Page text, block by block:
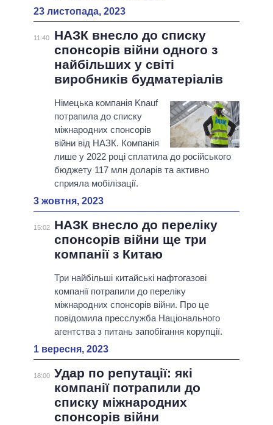
23 листопада, 2023
11:40
НАЗК внесло до списку
спонсорів війни одного з
найбільших у світі
виробників будматеріалів
Німецька компанія Knauf
потрапила до списку
міжнародних спонсорів
війни від НАЗК. Компанія
лише у 2022 році сплатила до російського
бюджету 117 млн доларів та активно
сприяла мобілізації.
3 жовтня, 2023
15:02
НАЗК внесло до переліку
спонсорів війни ще три
компанії з Китаю
Три найбільші китайські нафтогазові
компанії потрапили до переліку
міжнародних спонсорів війни. Про це
повідомила пресслужба Національного
агентства з питань запобігання корупції.
1 вересня, 2023
18:00 Удар по репутації: які
компанії потрапили до
списку міжнародних
спонсорів війни